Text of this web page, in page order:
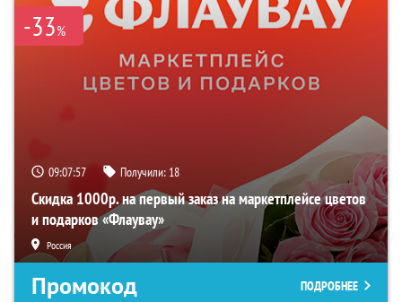
-33%
09:07:56 Получили: 18
Скидка 1000р. на первый заказ на маркетплейсе цветов
и подарков «Флаувау»
Россия
Промокод ПОДРОБНЕЕ